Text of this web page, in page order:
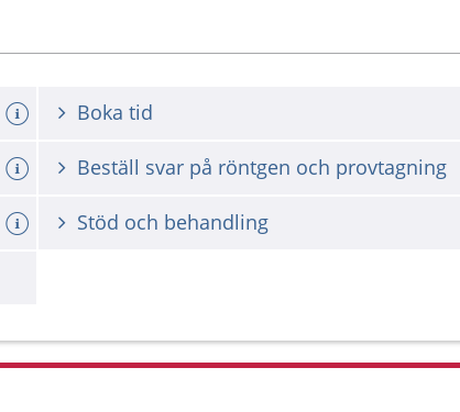
Boka tid
Beställ svar på röntgen och provtagning
Stöd och behandling